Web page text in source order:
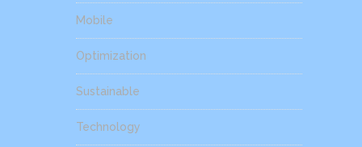
Mobile
Optimization
Sustainable
Technology